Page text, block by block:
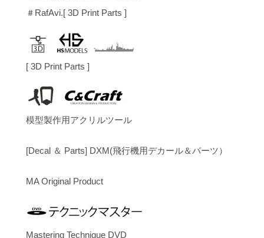
＃RafAvi.[ 3D Print Parts ]
[ 3D Print Parts ]
模型製作用アクリルツール
[Decal ＆ Parts] DXM(飛行機用デカール＆パーツ）
MA Original Product
Mastering Technique DVD